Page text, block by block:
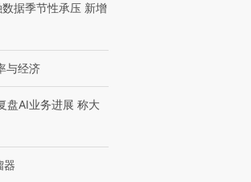
据季节性承压 新增
与经济
盘AI业务进展 称大
器